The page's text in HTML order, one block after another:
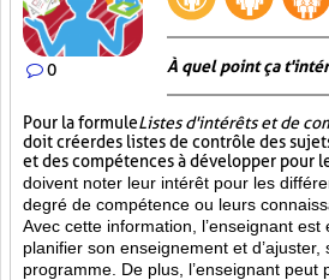
0 À quel point ça
Pour la formuleListes d'intérêts et de
doit créer des listes de contrôle des
et des compétences à développer pour
doivent noter leur intérêt pour les
degré de compétence ou leurs
Avec cette information, l’enseignant
planifier son enseignement et d’ajuster,
programme. De plus, l’enseignant peut